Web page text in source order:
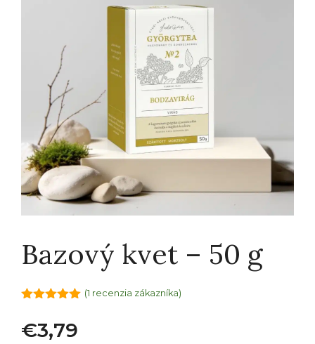
Bazový kvet – 50 g
(1 recenzia zákazníka)
€3,79